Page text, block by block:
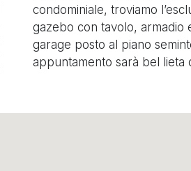
condominiale, troviamo
gazebo con tavolo, armadio
garage posto al piano
appuntamento sarà bel lieta